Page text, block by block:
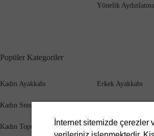
Yönelik
Popüler Kategoriler
Kadın Ayakkabı
Kadın Sneaker
Kadın Topuklu Ayakkabı
Erkek Ayakkabı
Erkek Cüzdan
İnternet sitemizde çerezler